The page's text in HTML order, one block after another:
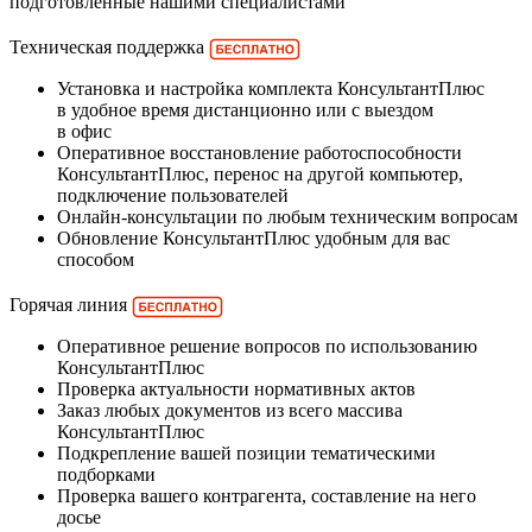
Техническая поддержка
Установка и настройка комплекта КонсультантПлюс
в удобное время дистанционно или с выездом
в офис
Оперативное восстановление работоспособности
КонсультантПлюс, перенос на другой компьютер,
подключение пользователей
Онлайн-консультации по любым техническим вопросам
Обновление КонсультантПлюс удобным для вас
способом
Горячая линия
Оперативное решение вопросов по использованию
КонсультантПлюс
Проверка актуальности нормативных актов
Заказ любых документов из всего массива
КонсультантПлюс
Подкрепление вашей позиции тематическими
подборками
Проверка вашего контрагента, составление на него
досье